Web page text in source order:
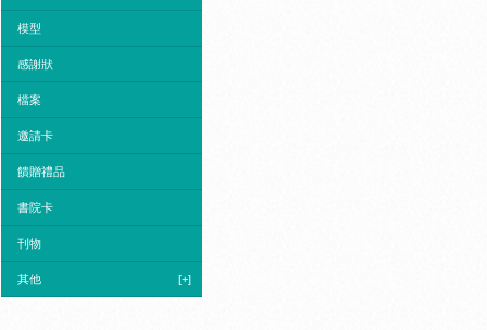
模型
感謝狀
檔案
邀請卡
饋贈禮品
書院卡
刊物
其他 [+]